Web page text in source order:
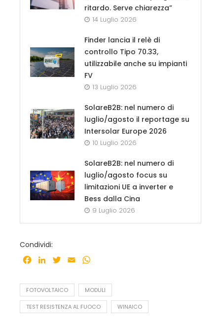
ritardo. Serve chiarezza”
14 Luglio 2026
Finder lancia il relè di
controllo Tipo 70.33,
utilizzabile anche su impianti
FV
13 Luglio 2026
SolareB2B: nel numero di
luglio/agosto il reportage su
Intersolar Europe 2026
10 Luglio 2026
SolareB2B: nel numero di
luglio/agosto focus su
limitazioni UE a inverter e
Bess dalla Cina
9 Luglio 2026
Condividi:
Facebook
LinkedInTwitter
Email
FOTOVOLTAICO MODULI
TEST RESISTENZA AL FUOCO WINAICO